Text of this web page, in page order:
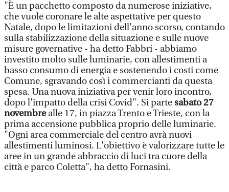
"È un pacchetto composto da numerose iniziative,
che vuole coronare le alte aspettative per questo
Natale, dopo le limitazioni dell'anno scorso, contando
sulla stabilizzazione della situazione e sulle nuove
misure governative - ha detto Fabbri - abbiamo
investito molto sulle luminarie, con allestimenti a
basso consumo di energia e sostenendo i costi come
Comune, sgravando così i commercianti da questa
spesa. Una nuova iniziativa per venir loro incontro,
dopo l'impatto della crisi Covid". Si partesabato 27
novembrealle 17, in piazza Trento e Trieste, con la
prima accensione pubblica proprio delle luminarie.
"Ogni area commerciale del centro avrà nuovi
allestimenti luminosi. L'obiettivo è valorizzare tutte le
aree in un grande abbraccio di luci tra cuore della
città e parco Coletta", ha detto Fornasini.